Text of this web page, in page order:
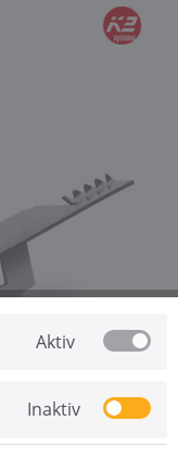
Registrierung
als
Aktiv
Inaktiv